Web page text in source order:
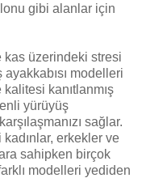
gibi alanlar için
üzerindeki stresi
modelleri
kanıtlanmış
yürüyüş
sağlar.
erkekler ve
sahipken birçok
modelleri yediden